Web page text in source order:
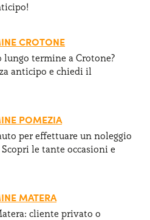
CROTONE
termine a Crotone?
anticipo e chiedi il
POMEZIA
per effettuare un noleggio
le tante occasioni e
MATERA
cliente privato o